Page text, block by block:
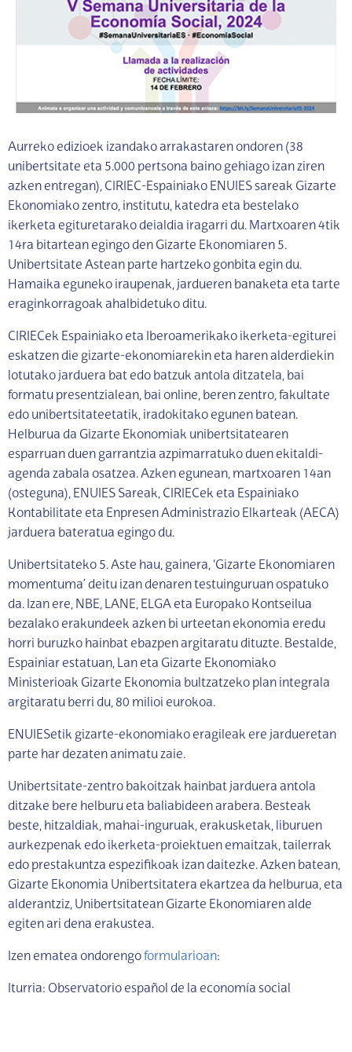
Aurreko edizioek izandako arrakastaren ondoren (38
unibertsitate eta 5.000 pertsona baino gehiago izan ziren
azken entregan), CIRIEC-Espainiako ENUIES sareak Gizarte
Ekonomiako zentro, institutu, katedra eta bestelako
ikerketa egituretarako deialdia iragarri du. Martxoaren 4tik
14ra bitartean egingo den Gizarte Ekonomiaren 5.
Unibertsitate Astean parte hartzeko gonbita egin du.
Hamaika eguneko iraupenak, jardueren banaketa eta tarte
eraginkorragoak ahalbidetuko ditu.
CIRIECek Espainiako eta Iberoamerikako ikerketa-egiturei
eskatzen die gizarte-ekonomiarekin eta haren alderdiekin
lotutako jarduera bat edo batzuk antola ditzatela, bai
formatu presentzialean, bai online, beren zentro, fakultate
edo unibertsitateetatik, iradokitako egunen batean.
Helburua da Gizarte Ekonomiak unibertsitatearen
esparruan duen garrantzia azpimarratuko duen ekitaldi-
agenda zabala osatzea. Azken egunean, martxoaren 14an
(osteguna), ENUIES Sareak, CIRIECek eta Espainiako
Kontabilitate eta Enpresen Administrazio Elkarteak (AECA)
jarduera bateratua egingo du.
Unibertsitateko 5. Aste hau, gainera, ‘Gizarte Ekonomiaren
momentuma’ deitu izan denaren testuinguruan ospatuko
da. Izan ere, NBE, LANE, ELGA eta Europako Kontseilua
bezalako erakundeek azken bi urteetan ekonomia eredu
horri buruzko hainbat ebazpen argitaratu dituzte. Bestalde,
Espainiar estatuan, Lan eta Gizarte Ekonomiako
Ministerioak Gizarte Ekonomia bultzatzeko plan integrala
argitaratu berri du, 80 milioi eurokoa.
ENUIESetik gizarte-ekonomiako eragileak ere jardueretan
parte har dezaten animatu zaie.
Unibertsitate-zentro bakoitzak hainbat jarduera antola
ditzake bere helburu eta baliabideen arabera. Besteak
beste, hitzaldiak, mahai-inguruak, erakusketak, liburuen
aurkezpenak edo ikerketa-proiektuen emaitzak, tailerrak
edo prestakuntza espezifikoak izan daitezke. Azken batean,
Gizarte Ekonomia Unibertsitatera ekartzea da helburua, eta
alderantziz, Unibertsitatean Gizarte Ekonomiaren alde
egiten ari dena erakustea.
Izen ematea ondorengoformularioan:
Iturria: Observatorio español de la economía social